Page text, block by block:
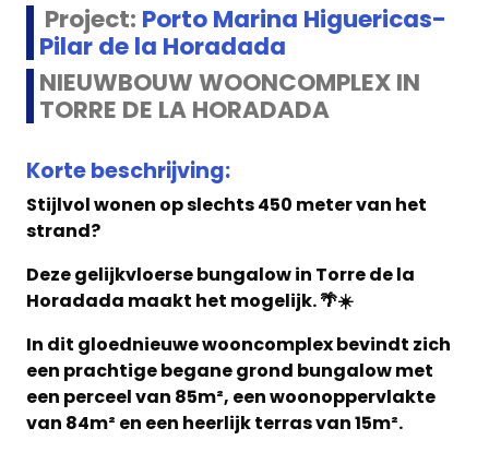
Project: Porto Marina Higuericas-
Pilar de la Horadada
NIEUWBOUW WOONCOMPLEX IN
TORRE DE LA HORADADA
Korte beschrijving:
Stijlvol wonen op slechts 450 meter van het
strand?
Deze gelijkvloerse bungalow in Torre de la
Horadada maakt het mogelijk. 🌴☀️
In dit gloednieuwe wooncomplex bevindt zich
een prachtige begane grond bungalow met
een perceel van 85m², een woonoppervlakte
van 84m² en een heerlijk terras van 15m².